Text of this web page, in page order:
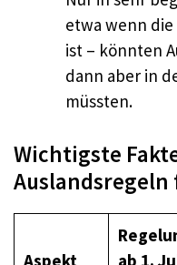
etwa wenn
ist – könnten
dann aber in
müssten.
Wichtigste
Auslandsregeln
Aspekt
ab 1.